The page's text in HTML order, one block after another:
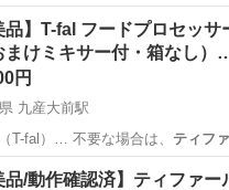
「今すぐまとまったお金が必要」
がない綺麗な営業所が良い」 そ
品】T-fal フードプロセッサ
まけミキサー付・箱なし）
円
九産大前駅
T-fal）… 不要な場合は、 ティフ
産大前駅 調理器具
品/動作確認済】ティファー